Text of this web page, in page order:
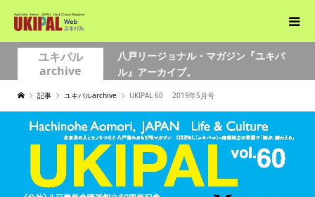
ユキパル
archive
八戸リージョナル・マガジン『ユキパ
ル』アーカイブ。
記事 ユキパルarchive UKIPAL 60 2019年5月号